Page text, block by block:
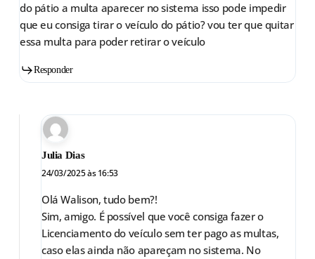
do pátio a multa aparecer no sistema isso pode impedir
que eu consiga tirar o veículo do pátio? vou ter que quitar
essa multa para poder retirar o veículo
Responder
Julia Dias
24/03/2025 às 16:53
Olá Walison, tudo bem?!
Sim, amigo. É possível que você consiga fazer o
Licenciamento do veículo sem ter pago as multas,
caso elas ainda não apareçam no sistema. No